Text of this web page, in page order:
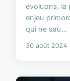
évoluons, la
enjeu
qui ne sau...
30 août 2024